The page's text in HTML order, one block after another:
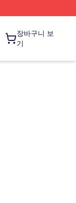
장바구니 보
기